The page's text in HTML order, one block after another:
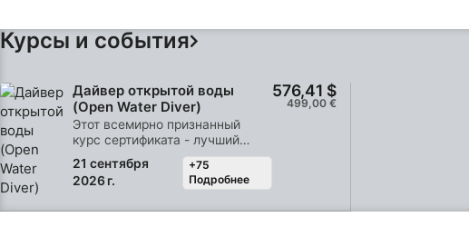
Курсы и события
Дайвер открытой воды
(Open Water Diver)
Этот всемирно признанный
курс сертификата - лучший
способ начать свои
приключения на всю жизнь в
качестве сертифицированного
21 сентября
2026 г.
+75
Подробнее
576,41 $
499,00 €